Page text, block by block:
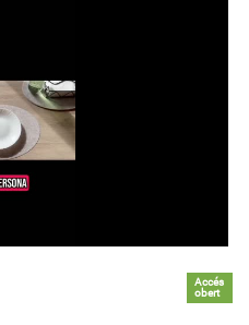
Accés
obert